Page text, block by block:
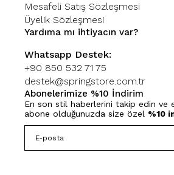
Mesafeli Satış Sözleşmesi
Üyelik Sözleşmesi
Yardıma mı ihtiyacın var?
Whatsapp Destek:
+90 850 532 71 75
destek@springstore.com.tr
Abonelerimize %10 İndirim
En son stil haberlerini takip edin ve
abone olduğunuzda size özel %10